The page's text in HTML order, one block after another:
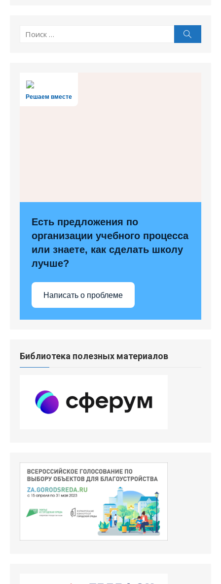
Поиск
Решаем вместе
Есть предложения по
организации учебного процесса
или знаете, как сделать школу
лучше?
Написать о проблеме
Библиотека полезных материалов